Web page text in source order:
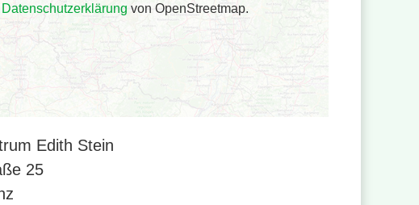
Datenschutzerklärung von OpenStreetmap.
Edith Stein
25